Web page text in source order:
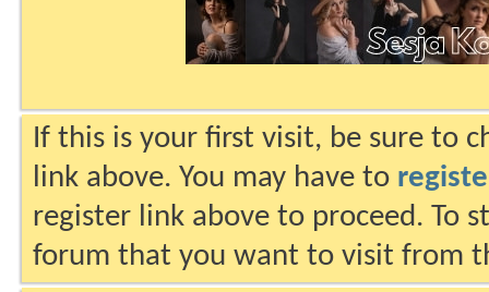
If this is your first visit, be sure to
link above. You may have to
register link above to proceed. To
forum that you want to visit from